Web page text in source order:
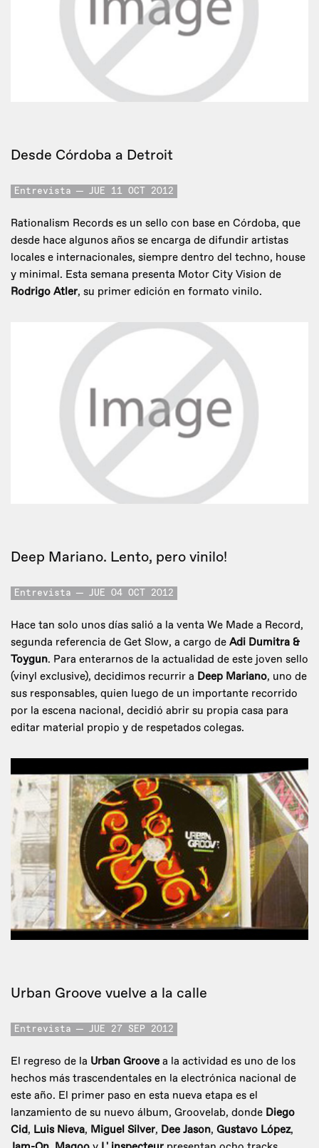
Desde Córdoba a Detroit
Entrevista JUE 11 OCT 2012
Rationalism Records es un sello con base en Córdoba, que
desde hace algunos años se encarga de difundir artistas
locales e internacionales, siempre dentro del techno, house
y minimal. Esta semana presenta Motor City Vision de
Rodrigo Atler, su primer edición en formato vinilo.
Deep Mariano. Lento, pero vinilo!
Entrevista JUE 04 OCT 2012
Hace tan solo unos días salió a la venta We Made a Record,
segunda referencia de Get Slow, a cargo de Adi Dumitra &
Toygun. Para enterarnos de la actualidad de este joven sello
(vinyl exclusive), decidimos recurrir a Deep Mariano, uno de
sus responsables, quien luego de un importante recorrido
por la escena nacional, decidió abrir su propia casa para
editar material propio y de respetados colegas.
Urban Groove vuelve a la calle
Entrevista JUE 27 SEP 2012
El regreso de la Urban Groove a la actividad es uno de los
hechos más trascendentales en la electrónica nacional de
este año. El primer paso en esta nueva etapa es el
lanzamiento de su nuevo álbum, Groovelab, donde Diego
Cid, Luis Nieva, Miguel Silver, Dee Jason, Gustavo López,